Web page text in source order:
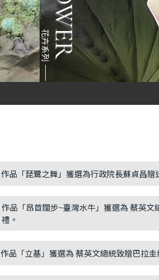
花卉系列
作品「琵鷺之舞」獲選為行政院長蘇貞昌
作品「昂首闊步~臺灣水牛」獲選為 蔡英
禮。
作品「立基」獲選為 蔡英文總統致贈巴拉